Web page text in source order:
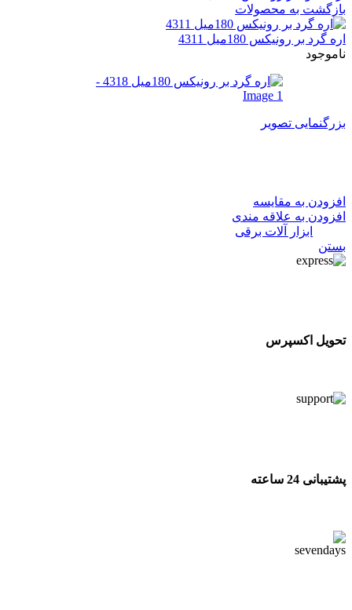
بازگشت به محصولات
اره گرد بر رونیکس 180میل 4311
ناموجود
بزرگنمایی تصویر
افزودن به مقایسه
افزودن به علاقه مندی
ابزار آلات برقی
بستن
تحویل اکسپرس
پشتیبانی 24 ساعته